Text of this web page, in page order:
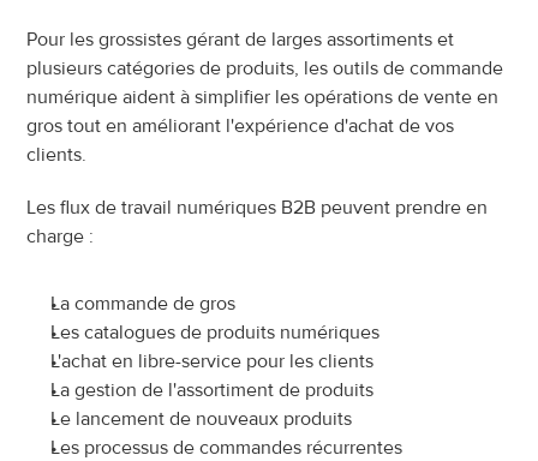
Pour les grossistes gérant de larges assortiments et
plusieurs catégories de produits, les outils de commande
numérique aident à simplifier les opérations de vente en
gros tout en améliorant l'expérience d'achat de vos
clients.
Les flux de travail numériques B2B peuvent prendre en
charge :
La commande de gros
Les catalogues de produits numériques
L'achat en libre-service pour les clients
La gestion de l'assortiment de produits
Le lancement de nouveaux produits
Les processus de commandes récurrentes